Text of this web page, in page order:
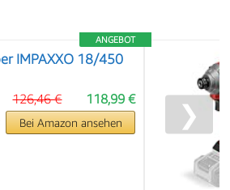
ANGEBOT
IMPAXXO 18/450
118,99 €
126,46 €
Bei Amazon ansehen ❯